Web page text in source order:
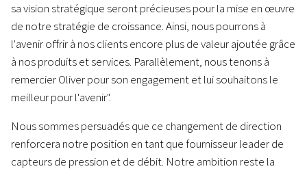
sa vision stratégique seront précieuses pour la mise en œuvre
de notre stratégie de croissance. Ainsi, nous pourrons à
l'avenir offrir à nos clients encore plus de valeur ajoutée grâce
à nos produits et services. Parallèlement, nous tenons à
remercier Oliver pour son engagement et lui souhaitons le
meilleur pour l'avenir".
Nous sommes persuadés que ce changement de direction
renforcera notre position en tant que fournisseur leader de
capteurs de pression et de débit. Notre ambition reste la